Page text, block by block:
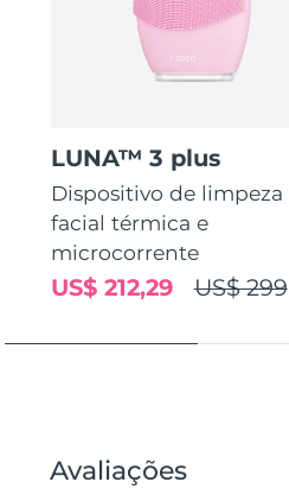
LUNA™ 3 plus
Dispositivo de limpeza
facial térmica e
microcorrente
US$ 299
US$ 212,29